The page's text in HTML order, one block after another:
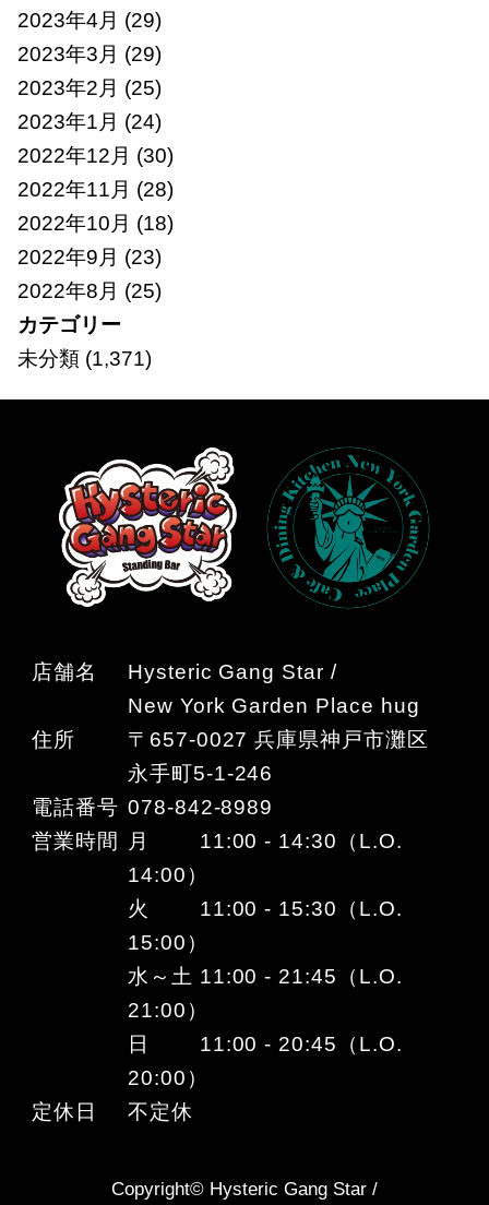
2023年4月 (29)
2023年3月 (29)
2023年2月 (25)
2023年1月 (24)
2022年12月 (30)
2022年11月 (28)
2022年10月 (18)
2022年9月 (23)
2022年8月 (25)
カテゴリー
未分類(1,371)
店舗名
Hysteric Gang Star /
New York Garden Place hug
住所
〒657-0027 兵庫県神戸市灘区
永手町5-1-246
電話番号 078-842-8989
営業時間
月 11:00 - 14:30（L.O.
14:00）
火 11:00 - 15:30（L.O.
15:00）
水～土 11:00 - 21:45（L.O.
21:00）
日 11:00 - 20:45（L.O.
20:00）
定休日
不定休
Copyright© Hysteric Gang Star /